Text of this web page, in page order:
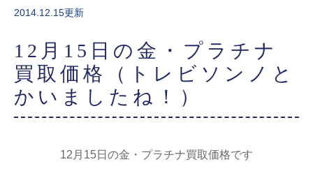
2014.12.15更新
12月15日の金・プラチナ
買取価格（トレビソンノと
かいましたね！）
12月15日の金・プラチナ買取価格です